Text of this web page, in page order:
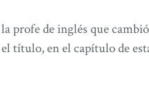
profe de inglés que
el título, en el capítulo de